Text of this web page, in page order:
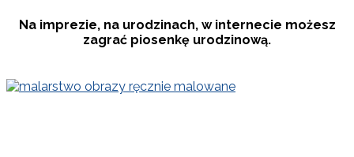
Na imprezie, na urodzinach, w internecie możesz
zagrać piosenkę urodzinową.